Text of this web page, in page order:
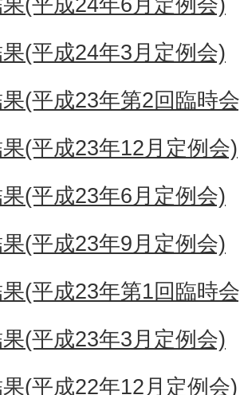
(平成24年3月定例会)
(平成23年第2回臨時
(平成23年12月定例会)
(平成23年6月定例会)
(平成23年9月定例会)
(平成23年第1回臨時
(平成23年3月定例会)
(平成22年12月定例会)